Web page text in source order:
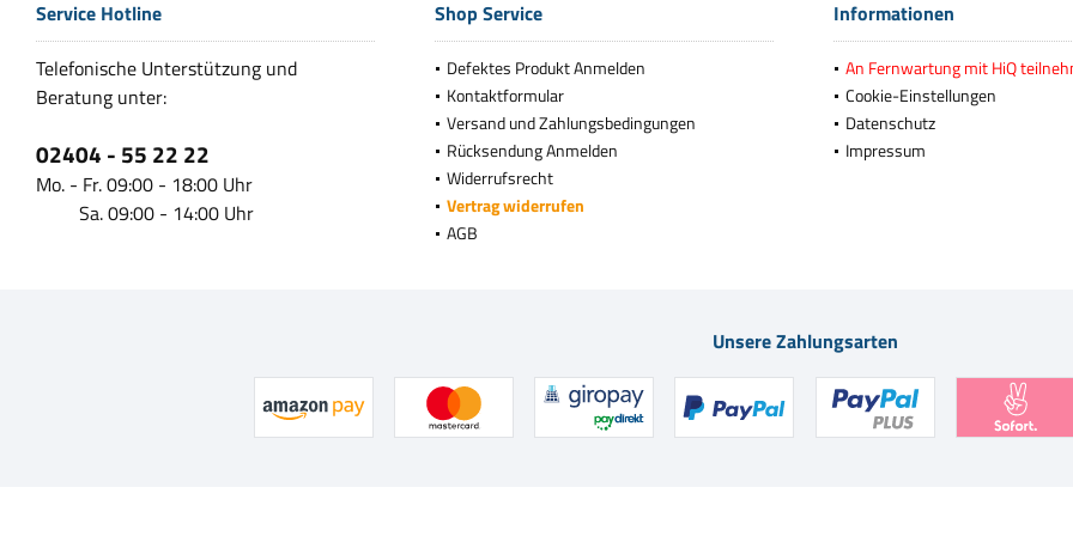
Service Hotline
Telefonische Unterstützung und
Beratung unter:
02404 - 55 22 22
Mo. - Fr. 09:00 - 18:00 Uhr
Sa. 09:00 - 14:00 Uhr
Shop Service
Defektes Produkt Anmelden
Kontaktformular
Versand und Zahlungsbedingungen
Rücksendung Anmelden
Widerrufsrecht
Vertrag widerrufen
AGB
Informationen
An Fernwartung mit HiQ
Cookie-Einstellungen
Datenschutz
Impressum
Unsere Zahlungsarten